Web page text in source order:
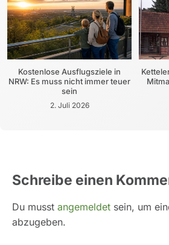
Kostenlose Ausflugsziele in
NRW: Es muss nicht immer teuer
sein
2. Juli 2026
Schreibe einen
Du musst angemeldet sein, um
abzugeben.